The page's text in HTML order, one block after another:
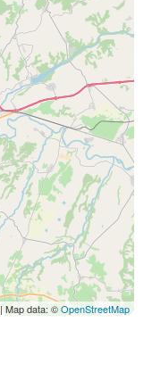
| Map data: ©OpenStreetMap